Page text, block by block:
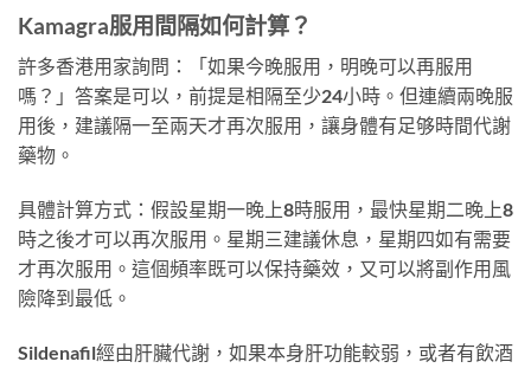
Kamagra服用間隔如何計算？
許多香港用家詢問：「如果今晚服用，明晚可以再服用
嗎？」答案是可以，前提是相隔至少24小時。但連續兩晚服
用後，建議隔一至兩天才再次服用，讓身體有足够時間代謝
藥物。
具體計算方式：假設星期一晚上8時服用，最快星期二晚上8
時之後才可以再次服用。星期三建議休息，星期四如有需要
才再次服用。這個頻率既可以保持藥效，又可以將副作用風
險降到最低。
Sildenafil經由肝臟代謝，如果本身肝功能較弱，或者有飲酒